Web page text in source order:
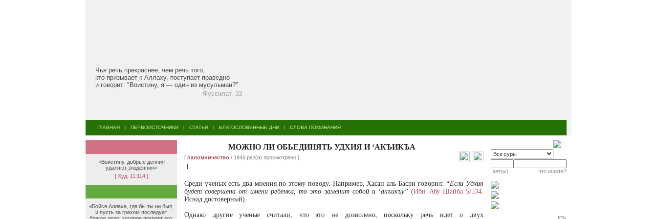
Чья речь прекраснее, чем речь того,
кто призывает к Аллаху, поступает праведно
и говорит: "Воистину, я — один из мусульман?"
Фуссилат, 33
ГЛАВНАЯ ПЕРВОИСТОЧНИКИ СТАТЬИ БЛАГОСЛОВЕННЫЕ ДНИ СЛОВА ПОМИНАНИЯ
«Воистину, добрые деяния
удаляют злодеяния»
[ Худ, 11:114 ]
«Бойся Аллаха, где бы ты ни был,
и пусть за грехом последует
МОЖНО ЛИ ОБЬЕДИНЯТЬ УДХИЯ И ‘АКЪИКЪА
[ паломничество / 1946 раз(а) просмотрено ]
|
Среди ученых есть два мнения по этому поводу. Например, Хасан аль-Басри говорил: “Если Удхия
будет совершена от имени ребенка, то это заменит собой и ‘акъикъу” (Ибн Абу Шайба 5/534.
Иснад достоверный).
Однако другие ученые считали, что это не дозволено, поскольку речь идет о двух
аят(ы) что ищете?